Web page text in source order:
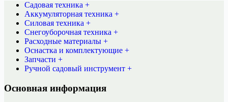
Садовая техника +
Аккумуляторная техника +
Силовая техника +
Снегоуборочная техника +
Расходные материалы +
Оснастка и комплектующие +
Запчасти +
Ручной садовый инструмент +
Основная информация